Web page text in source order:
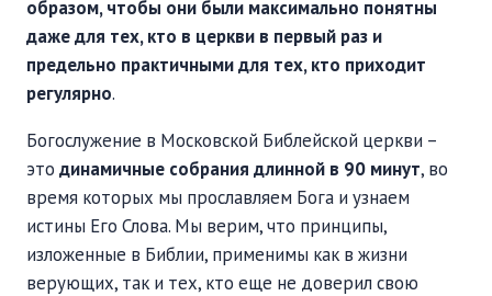
образом, чтобы они были максимально понятны
даже для тех, кто в церкви в первый раз и
предельно практичными для тех, кто приходит
регулярно.
Богослужение в Московской Библейской церкви –
это динамичные собрания длинной в 90 минут, во
время которых мы прославляем Бога и узнаем
истины Его Слова. Мы верим, что принципы,
изложенные в Библии, применимы как в жизни
верующих, так и тех, кто еще не доверил свою